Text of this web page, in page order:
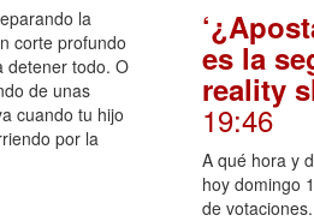
la
corte profundo
detener todo. O
de unas
cuando tu hijo
por la
es la
reality
19:46
A qué hora y
hoy domingo
de votaciones.